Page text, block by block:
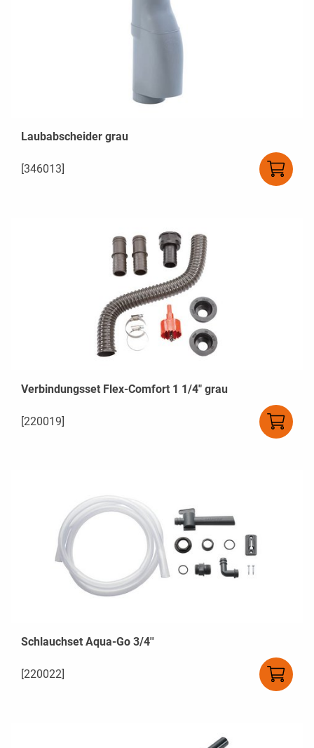
Laubabscheider grau
[346013]
Verbindungsset Flex-Comfort 1 1/4" grau
[220019]
Schlauchset Aqua-Go 3/4''
[220022]